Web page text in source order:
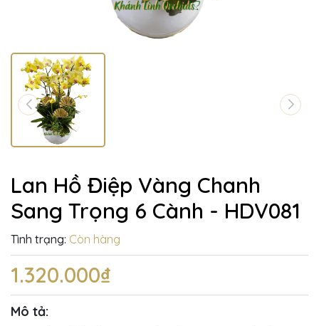
Lan Hồ Điệp Vàng Chanh
Sang Trọng 6 Cành - HDV081
Tình trạng: Còn hàng
1.320.000₫
Mô tả: